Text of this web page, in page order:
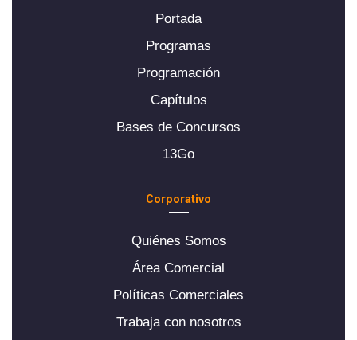
Portada
Programas
Programación
Capítulos
Bases de Concursos
13Go
Corporativo
Quiénes Somos
Área Comercial
Políticas Comerciales
Trabaja con nosotros